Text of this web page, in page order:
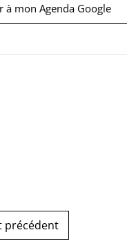
à mon Agenda Google
précédent